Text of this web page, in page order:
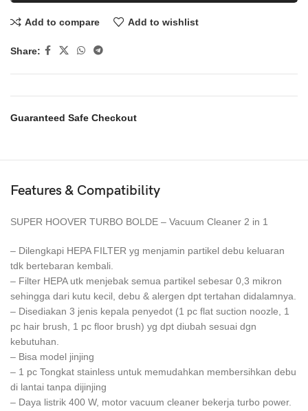
Add to compare Add to wishlist
Share:
Guaranteed Safe Checkout
Features & Compatibility
SUPER HOOVER TURBO BOLDE – Vacuum Cleaner 2 in 1
– Dilengkapi HEPA FILTER yg menjamin partikel debu keluaran
tdk bertebaran kembali.
– Filter HEPA utk menjebak semua partikel sebesar 0,3 mikron
sehingga dari kutu kecil, debu & alergen dpt tertahan didalamnya.
– Disediakan 3 jenis kepala penyedot (1 pc flat suction noozle, 1
pc hair brush, 1 pc floor brush) yg dpt diubah sesuai dgn
kebutuhan.
– Bisa model jinjing
– 1 pc Tongkat stainless untuk memudahkan membersihkan debu
di lantai tanpa dijinjing
– Daya listrik 400 W, motor vacuum cleaner bekerja turbo power.